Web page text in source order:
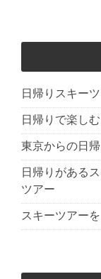
日帰りスキー
日帰りで楽し
東京からの日
日帰りがある
ツアー
スキーツアー